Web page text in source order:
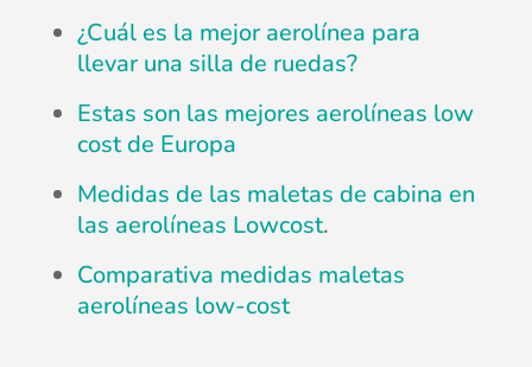
¿Cuál es la mejor aerolínea para
llevar una silla de ruedas?
Estas son las mejores aerolíneas low
cost de Europa
Medidas de las maletas de cabina en
las aerolíneas Lowcost.
Comparativa medidas maletas
aerolíneas low-cost